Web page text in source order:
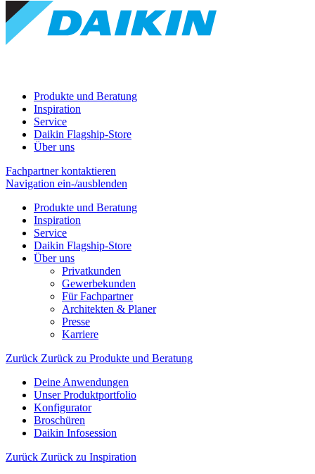
Produkte und Beratung
Inspiration
Service
Daikin Flagship-Store
Über uns
Fachpartner kontaktieren
Navigation ein-/ausblenden
Produkte und Beratung
Inspiration
Service
Daikin Flagship-Store
Über uns
Privatkunden
Gewerbekunden
Für Fachpartner
Architekten & Planer
Presse
Karriere
Zurück Zurück zu Produkte und Beratung
Deine Anwendungen
Unser Produktportfolio
Konfigurator
Broschüren
Daikin Infosession
Zurück Zurück zu Inspiration